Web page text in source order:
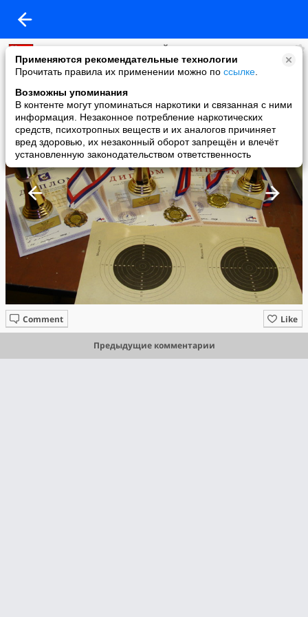
Применяются рекомендательные технологии
Прочитать правила их применении можно по ссылке
Возможны упоминания
В контенте могут упоминаться наркотики и связанная с ними
информация. Незаконное потребление наркотических
средств, психотропных веществ и их аналогов причиняет
вред здоровью, их незаконный оборот запрещён и влечёт
установленную законодательством ответственность
ЦЕНТР ПРОФЕССИОНАЛЬНОЙ ПОДГОТОВКИ
added a photo
09 Mar в 00:45
Like
Comment
Предыдущие комментарии